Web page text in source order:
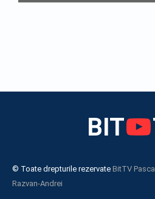
BIT
© Toate drepturile rezervate BitTV
Razvan-Andrei